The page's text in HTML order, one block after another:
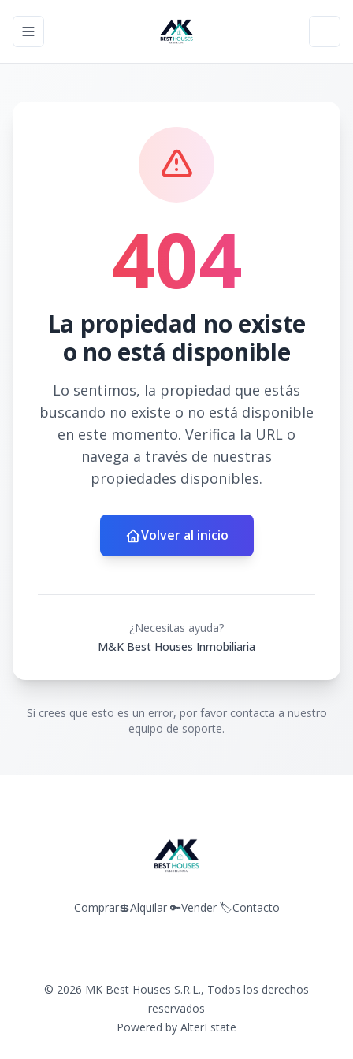
Toggle navigation menu
404
La propiedad no existe
o no está disponible
Lo sentimos, la propiedad que estás
buscando no existe o no está disponible
en este momento. Verifica la URL o
navega a través de nuestras
propiedades disponibles.
Volver al inicio
¿Necesitas ayuda?
M&K Best Houses Inmobiliaria
Si crees que esto es un error, por favor contacta a nuestro
equipo de soporte.
Comprar💲Alquilar 🔑Vender 🏷️Contacto
© 2026 MK Best Houses S.R.L., Todos los derechos
reservados
Powered by AlterEstate